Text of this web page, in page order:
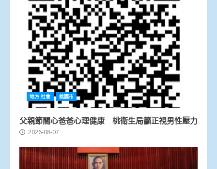
地方.社會 桃園市
父親節關心爸爸心理健康 桃衛生局籲正視男性壓力
2026-08-07